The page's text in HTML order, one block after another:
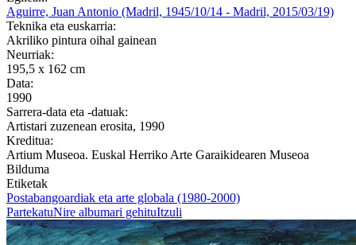
Aguirre, Juan Antonio (Madril, 1945/10/14 - Madril, 2015/03/19)
Teknika eta euskarria:
Akriliko pintura oihal gainean
Neurriak:
195,5 x 162 cm
Data:
1990
Sarrera-data eta -datuak:
Artistari zuzenean erosita, 1990
Kreditua:
Artium Museoa. Euskal Herriko Arte Garaikidearen Museoa
Bilduma
Etiketak
Postabangoardiak eta arte globala (1980-2000)
PartekatuNire albumari gehituItzuli